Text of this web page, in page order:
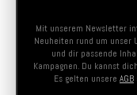
Mit unserem Newsletter
Neuheiten rund um unser
und dir passende
Kampagnen. Du kannst
Es gelten unsere AGB